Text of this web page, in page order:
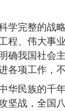
完整的战
、伟大事
确我国社会
项工作，
民族的千
坚战，全国